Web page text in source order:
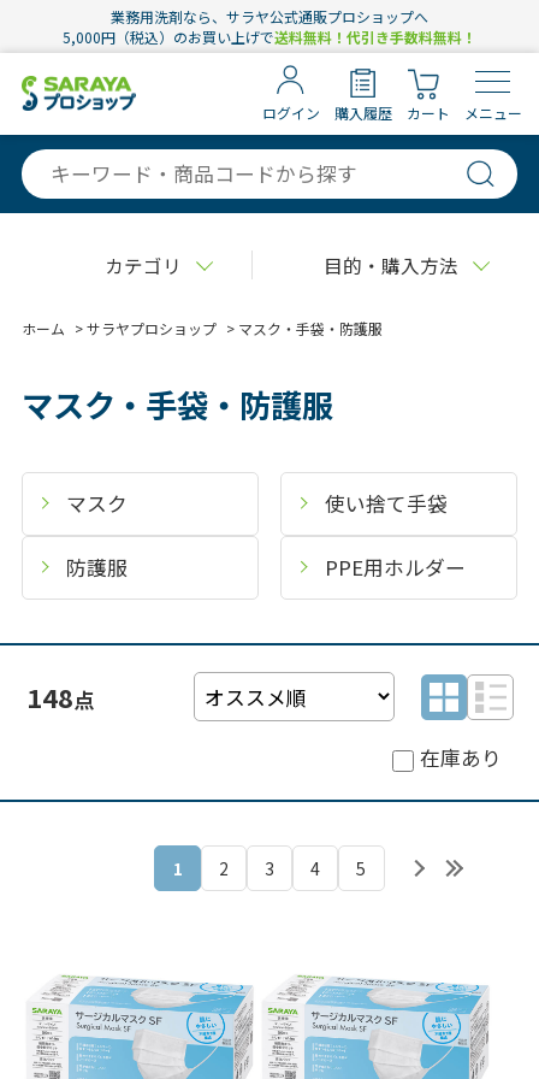
業務用洗剤なら、サラヤ公式通販プロショップへ
5,000円（税込）のお買い上げで送料無料！代引き手数料無料！
ログイン 購入履歴 カート メニュー
カテゴリ 目的・購入方法
ホーム >サラヤプロショップ > マスク・手袋・防護服
マスク・手袋・防護服
マスク 使い捨て手袋
防護服 PPE用ホルダー
148
在庫あり
1 2 3 4 5